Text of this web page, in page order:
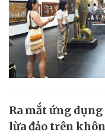
Ra mắt ứng
lừa đảo trên